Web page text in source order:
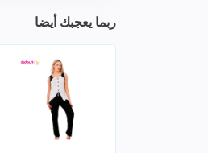
ربما يعجبك أيضا